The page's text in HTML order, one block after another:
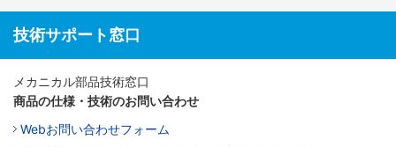
技術サポート窓口
メカニカル部品技術窓口
商品の仕様・技術のお問い合わせ
Webお問い合わせフォーム